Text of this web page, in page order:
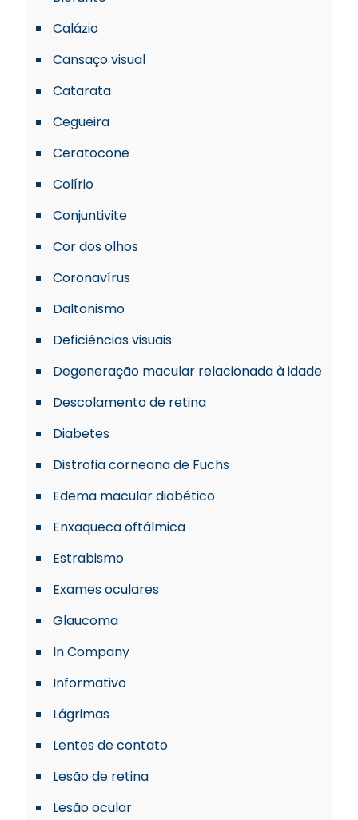
Calázio
Cansaço visual
Catarata
Cegueira
Ceratocone
Colírio
Conjuntivite
Cor dos olhos
Coronavírus
Daltonismo
Deficiências visuais
Degeneração macular relacionada à idade
Descolamento de retina
Diabetes
Distrofia corneana de Fuchs
Edema macular diabético
Enxaqueca oftálmica
Estrabismo
Exames oculares
Glaucoma
In Company
Informativo
Lágrimas
Lentes de contato
Lesão de retina
Lesão ocular